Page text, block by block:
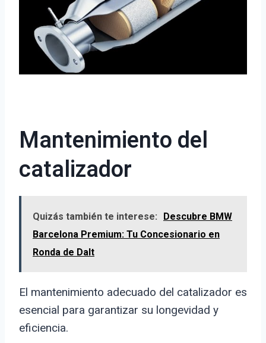
Mantenimiento del
catalizador
Quizás también te interese:
Descubre BMW
Barcelona Premium: Tu Concesionario en
Ronda de Dalt
El mantenimiento adecuado del catalizador es
esencial para garantizar su longevidad y
eficiencia.